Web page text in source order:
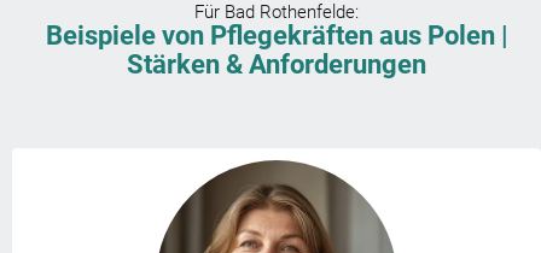
Für Bad Rothenfelde:
Beispiele von Pflegekräften aus Polen |
Stärken & Anforderungen